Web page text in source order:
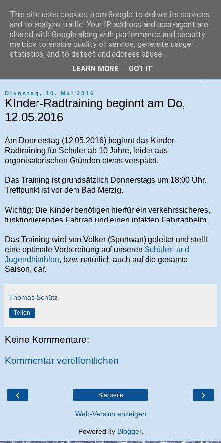
Tri-Sport Saar-Hochwald
Verein für Ausdauersport und Triathlon
Dienstag, 10. Mai 2016
KInder-Radtraining beginnt am Do,
12.05.2016
Am Donnerstag (12.05.2016) beginnt das Kinder-
Radtraining für Schüler ab 10 Jahre, leider aus
organisatorischen Gründen etwas verspätet.
Das Training ist grundsätzlich Donnerstags um 18:00 Uhr.
Treffpunkt ist vor dem Bad Merzig.
Wichtig: Die Kinder benötigen hierfür ein verkehrssicheres,
funktionierendes Fahrrad und einen intakten Fahrradhelm.
Das Training wird von Volker (Sportwart) geleitet und stellt
eine optimale Vorbereitung auf unseren Schüler- und
Jugendtriathlon, bzw. natürlich auch auf die gesamte
Saison, dar.
Thomas Schütz
Teilen
Keine Kommentare:
Kommentar veröffentlichen
‹ ›
Startseite
Web-Version anzeigen
Powered by Blogger.
This site uses cookies from Google to deliver its services
and to analyze traffic. Your IP address and user-agent are
shared with Google along with performance and security
metrics to ensure quality of service, generate usage
statistics, and to detect and address abuse.
LEARN MORE GOT IT